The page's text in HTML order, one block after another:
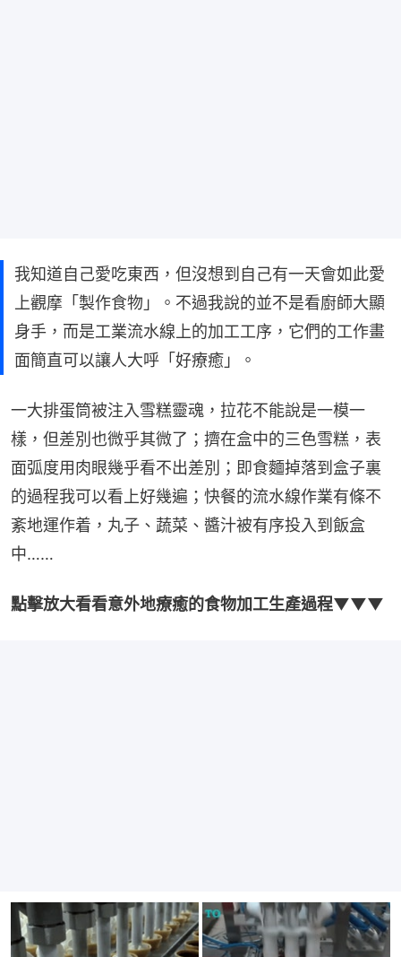
我知道自己愛吃東西，但沒想到自己有一天會如此愛
上觀摩「製作食物」。不過我說的並不是看廚師大顯
身手，而是工業流水線上的加工工序，它們的工作畫
面簡直可以讓人大呼「好療癒」。
一大排蛋筒被注入雪糕靈魂，拉花不能說是一模一
樣，但差別也微乎其微了；擠在盒中的三色雪糕，表
面弧度用肉眼幾乎看不出差別；即食麵掉落到盒子裏
的過程我可以看上好幾遍；快餐的流水線作業有條不
紊地運作着，丸子、蔬菜、醬汁被有序投入到飯盒
中……
點擊放大看看意外地療癒的食物加工生產過程▼▼▼